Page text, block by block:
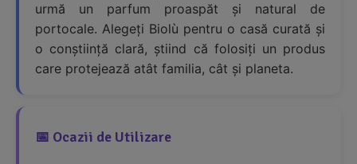
urmă un parfum proaspăt și natural de
portocale. Alegeți Biolù pentru o casă curată și
o conștiință clară, știind că folosiți un produs
care protejează atât familia, cât și planeta.
📅 Ocazii de Utilizare